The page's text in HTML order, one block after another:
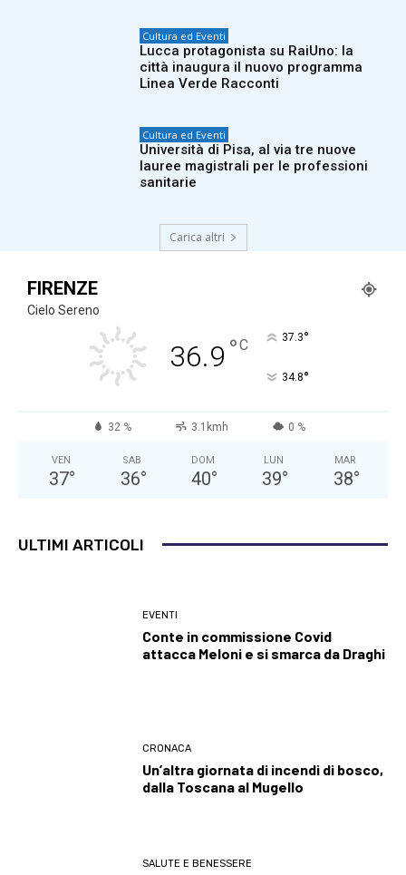
Cultura ed Eventi
Lucca protagonista su RaiUno: la
città inaugura il nuovo programma
Linea Verde Racconti
Cultura ed Eventi
Università di Pisa, al via tre nuove
lauree magistrali per le professioni
sanitarie
Carica altri
FIRENZE
Cielo Sereno
36.9 °C 37.3°
34.8°
32 % 3.1kmh 0 %
VEN
37°
SAB
36°
DOM
40°
LUN
39°
MAR
38°
ULTIMI ARTICOLI
EVENTI
Conte in commissione Covid
attacca Meloni e si smarca da Draghi
CRONACA
Un’altra giornata di incendi di bosco,
dalla Toscana al Mugello
SALUTE E BENESSERE